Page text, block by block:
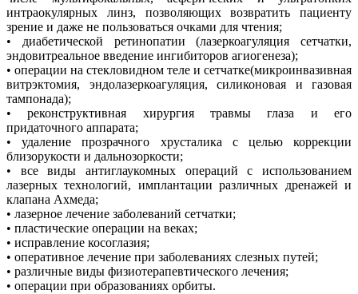
интраокулярных линз, позволяющих возвратить пациенту
зрение и даже не пользоваться очками для чтения;
• диабетической ретинопатии (лазеркоагуляция сетчатки,
эндовитреальное введение ингибиторов агиогенеза);
• операции на стекловидном теле и сетчатке(микроинвазивная
витрэктомия, эндолазеркоагуляция, силиконовая и газовая
тампонада);
• реконструктивная хирургия травмы глаза и его
придаточного аппарата;
• удаление прозрачного хрусталика с целью коррекции
близорукости и дальнозоркости;
• все виды антиглаукомных операций с использованием
лазерных технологий, имплантации различных дренажей и
клапана Ахмеда;
• лазерное лечение заболеваний сетчатки;
• пластические операции на веках;
• исправление косоглазия;
• оперативное лечение при заболеваниях слезных путей;
• различные виды физиотерапевтического лечения;
• операции при образованиях орбиты.